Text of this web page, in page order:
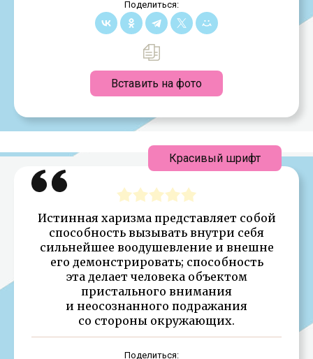
Поделиться:
Вставить на фото
Истинная харизма представляет собой
способность вызывать внутри себя
сильнейшее воодушевление и внешне
его демонстрировать; способность
эта делает человека объектом
пристального внимания
и неосознанного подражания
со стороны окружающих.
Поделиться:
Красивый шрифт